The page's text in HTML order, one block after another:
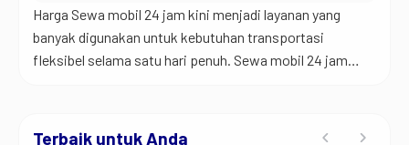
Harga Sewa mobil 24 jam kini menjadi layanan yang
banyak digunakan untuk kebutuhan transportasi
fleksibel selama satu hari penuh. Sewa mobil 24 jam
membantu mengatur perjalanan dengan lebih bebas.
Terbaik untuk Anda